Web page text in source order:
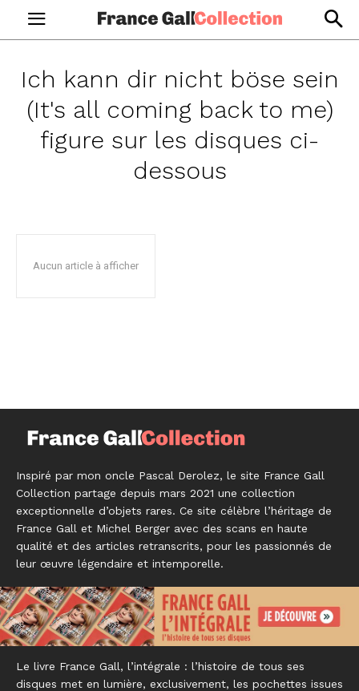
Ich kann dir nicht böse sein
(It's all coming back to me)
figure sur les disques ci-
dessous
Aucun article à afficher
Inspiré par mon oncle Pascal Derolez, le site France Gall
Collection partage depuis mars 2021 une collection
exceptionnelle d’objets rares. Ce site célèbre l’héritage de
France Gall et Michel Berger avec des scans en haute
qualité et des articles retranscrits, pour les passionnés de
leur œuvre légendaire et intemporelle.
Le livre France Gall, l’intégrale : l’histoire de tous ses
disques met en lumière, exclusivement, les pochettes issues